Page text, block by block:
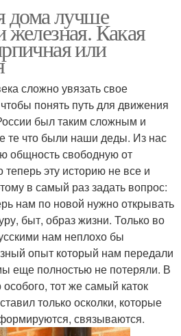
дома лучше
Какая
или
сложно увязать свое
понять путь для движения
был таким сложным и
что были наши деды. Из нас
общность свободную от
теперь эту историю не все и
в самый раз задать вопрос:
нам по новой нужно открывать
быт, образ жизни. Только во
нам неплохо бы
опыт который нам передали
еще полностью не потеряли. В
особого, тот же самый каток
только осколки, которые
связываются.